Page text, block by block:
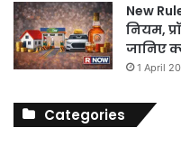
New
नियम,
जानिए
1 April
Categories